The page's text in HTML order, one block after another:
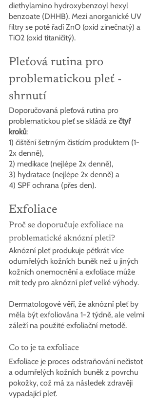
diethylamino hydroxybenzoyl hexyl
benzoate (DHHB). Mezi anorganické UV
filtry se poté řadí ZnO (oxid zinečnatý) a
TiO2 (oxid titaničitý).
Pleťová rutina pro
problematickou pleť -
shrnutí
Doporučovaná pleťová rutina pro
problematickou pleť se skládá ze čtyř
kroků:
1) čištění šetrným čistícím produktem (1-
2x denně),
2) medikace (nejlépe 2x denně),
3) hydratace (nejlépe 2x denně) a
4) SPF ochrana (přes den).
Exfoliace
Proč se doporučuje exfoliace na
problematické aknózní pleti?
Aknózní pleť produkuje pětkrát více
odumřelých kožních buněk než u jiných
kožních onemocnění a exfoliace může
mít tedy pro aknózní pleť velké výhody.
Dermatologové věří, že aknózní pleť by
měla být exfoliována 1-2 týdně, ale velmi
záleží na použité exfoliační metodě.
Co to je ta exfoliace
Exfoliace je proces odstraňování nečistot
a odumřelých kožních buněk z povrchu
pokožky, což má za následek zdravěji
vypadající pleť.